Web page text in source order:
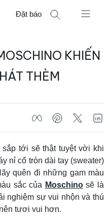
Đặt báo
KHIẾN
THÈM
tới sẽ thật tuyệt vời khi
nỉ cổ tròn dài tay (sweater)
quên đi những gam màu
sắc của Moschinosẽ là
nghiệm sự vui nhộn và thú
tươi vui hơn.